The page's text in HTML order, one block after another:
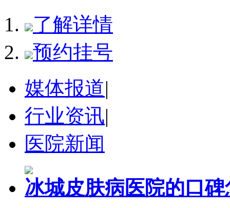
了解详情
预约挂号
媒体报道|
行业资讯|
医院新闻
冰城皮肤病医院的口